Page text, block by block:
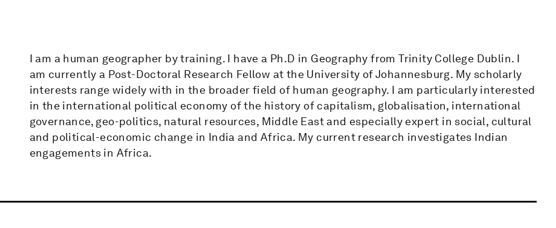
I am a human geographer by training. I have a Ph.D in Geography from Trinity College Dublin. I
am currently a Post-Doctoral Research Fellow at the University of Johannesburg. My scholarly
interests range widely with in the broader field of human geography. I am particularly interested
in the international political economy of the history of capitalism, globalisation, international
governance, geo-politics, natural resources, Middle East and especially expert in social, cultural
and political-economic change in India and Africa. My current research investigates Indian
engagements in Africa.